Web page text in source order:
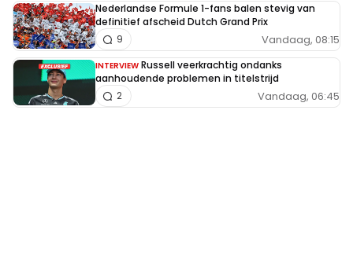
Nederlandse Formule 1-fans balen stevig van
definitief afscheid Dutch Grand Prix
Vandaag, 08:15
9
INTERVIEW Russell veerkrachtig ondanks
aanhoudende problemen in titelstrijd
Vandaag, 06:45
2